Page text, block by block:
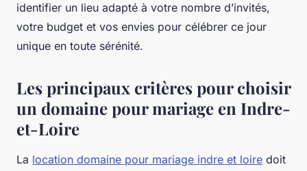
identifier un lieu adapté à votre nombre d’invités,
votre budget et vos envies pour célébrer ce jour
unique en toute sérénité.
Les principaux critères pour choisir
un domaine pour mariage en Indre-
et-Loire
La location domaine pour mariage indre et loire doit